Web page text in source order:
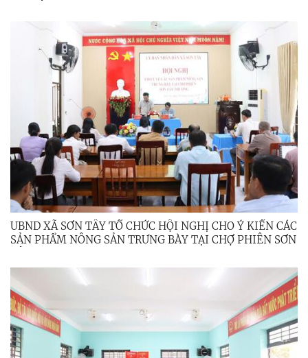
UBND XÃ SƠN TÂY TỔ CHỨC HỘI NGHỊ CHO Ý KIẾN CÁC
SẢN PHẨM NÔNG SẢN TRƯNG BÀY TẠI CHỢ PHIÊN SƠN